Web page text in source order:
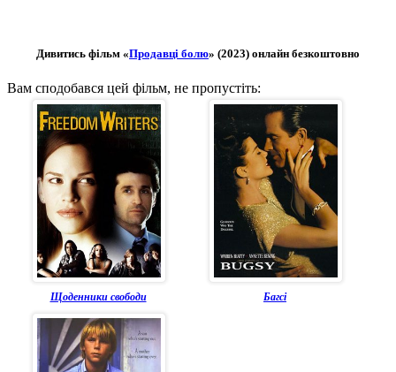
Дивитись фільм «Продавці болю» (2023) онлайн безкоштовно
Вам сподобався цей фільм, не пропустіть:
Щоденники свободи Багсі